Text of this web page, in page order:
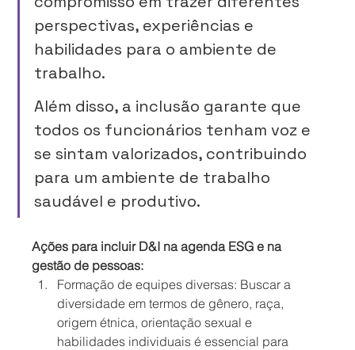
perspectivas, experiências e
habilidades para o ambiente de
trabalho.
Além disso, a inclusão garante que
todos os funcionários tenham voz e
se sintam valorizados, contribuindo
para um ambiente de trabalho
saudável e produtivo.
Ações para incluir D&I na agenda ESG e na
gestão de pessoas:
Formação de equipes diversas: Buscar a
diversidade em termos de gênero, raça,
origem étnica, orientação sexual e
habilidades individuais é essencial para